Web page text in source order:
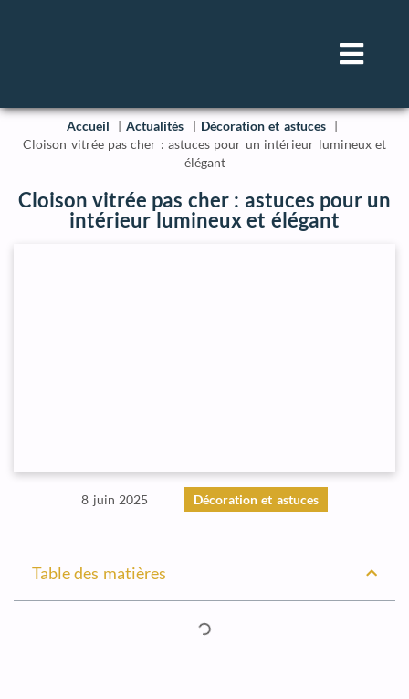
Accueil Actualités
Décoration et astuces
Cloison vitrée pas cher : astuces pour un intérieur lumineux et
élégant
Cloison vitrée pas cher : astuces pour un
intérieur lumineux et élégant
8 juin 2025 Décoration et astuces
Table des matières